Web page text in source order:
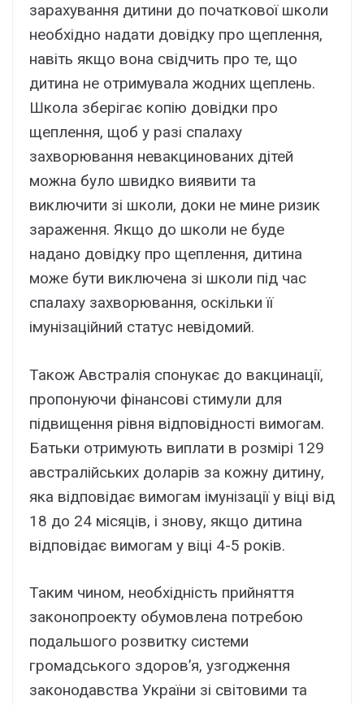
зарахування дитини до початкової школи
необхідно надати довідку про щеплення,
навіть якщо вона свідчить про те, що
дитина не отримувала жодних щеплень.
Школа зберігає копію довідки про
щеплення, щоб у разі спалаху
захворювання невакцинованих дітей
можна було швидко виявити та
виключити зі школи, доки не мине ризик
зараження. Якщо до школи не буде
надано довідку про щеплення, дитина
може бути виключена зі школи під час
спалаху захворювання, оскільки її
імунізаційний статус невідомий.
Також Австралія спонукає до вакцинації,
пропонуючи фінансові стимули для
підвищення рівня відповідності вимогам.
Батьки отримують виплати в розмірі 129
австралійських доларів за кожну дитину,
яка відповідає вимогам імунізації у віці від
18 до 24 місяців, і знову, якщо дитина
відповідає вимогам у віці 4-5 років.
Таким чином, необхідність прийняття
законопроекту обумовлена потребою
подальшого розвитку системи
громадського здоров’я, узгодження
законодавства України зі світовими та